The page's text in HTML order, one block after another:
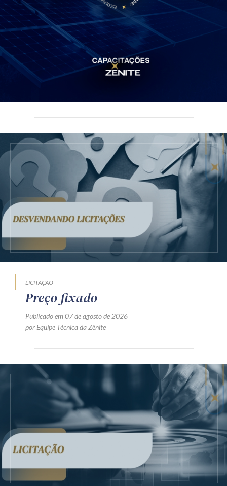
LICITAÇÃO
Preço fixado
Publicado em 07 de agosto de 2026
por Equipe Técnica da Zênite